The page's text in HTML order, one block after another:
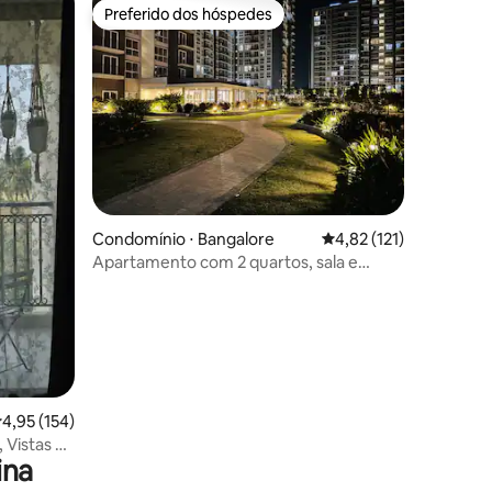
de uma avaliação média de 5, 154 avaliações
4,95 (154)
da
Preferido dos hóspedes
Preferido dos hóspedes
Condomínio ⋅ Bangalore 4,82 de uma avaliação
4,82 (121)
Apartamento com 2 quartos, sala e